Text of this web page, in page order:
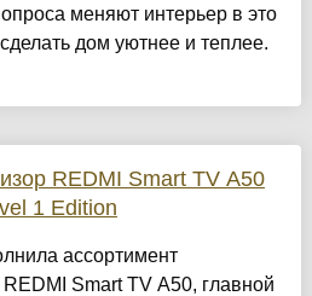
меняют интерьер в это
дом уютнее и теплее.
REDMI Smart TV A50
1 Edition
ассортимент
Smart TV A50, главной